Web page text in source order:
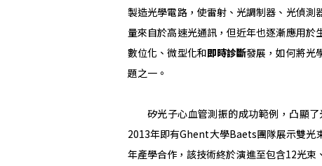
製造光學電路，使雷射、光調制器、光偵
量來自於高速光通訊，但近年也逐漸應用於
數位化、微型化和即時診斷發展，如何將光
題之一。
矽光子心血管測振的成功範例，凸顯了
2013年即有Ghent大學Baets團隊展示雙光
年產學合作，該技術終於演進至包含12光